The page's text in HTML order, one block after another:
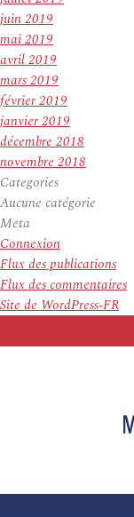
juin 2019
mai 2019
avril 2019
mars 2019
février 2019
janvier 2019
décembre 2018
novembre 2018
Categories
Aucune catégorie
Meta
Connexion
Flux des publications
Flux des commentaires
Site de WordPress-FR